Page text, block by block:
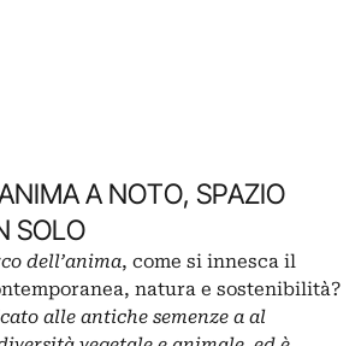
A NOTO, SPAZIO
SOLO
dell’anima, come si innesca il
natura e sostenibilità?
alle antiche semenze a al